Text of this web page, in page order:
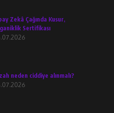
Zekâ Çağında Kusur,
Sertifikası
neden ciddiye alınmalı?